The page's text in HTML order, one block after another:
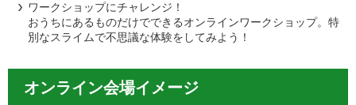
ワークショップにチャレンジ！
おうちにあるものだけでできるオンラインワークショップ。特
別なスライムで不思議な体験をしてみよう！
オンライン会場イメージ